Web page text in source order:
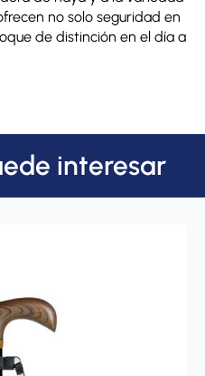
no solo seguridad en
de distinción en el día a
interesar